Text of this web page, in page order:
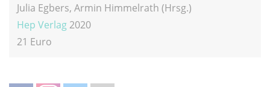
Julia Egbers, Armin Himmelrath (Hrsg.)
Hep Verlag2020
21 Euro